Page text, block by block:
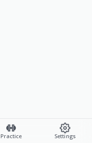
Practice Settings